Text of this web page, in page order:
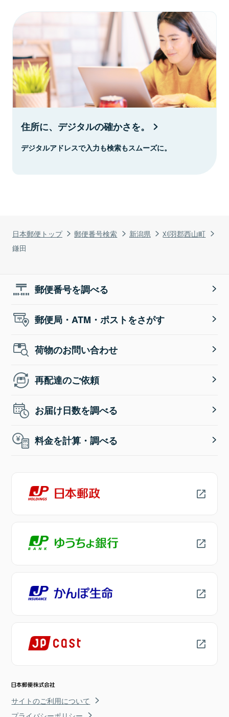
日本郵便トップ 郵便番号検索 新潟県
刈羽郡西山町
鎌田
住所に、デジタルの確かさを。
デジタルアドレスで入力も検索もスムーズに。
郵便番号を調べる
郵便局・ATM・ポストをさがす
荷物のお問い合わせ
再配達のご依頼
お届け日数を調べる
料金を計算・調べる
サイトのご利用について